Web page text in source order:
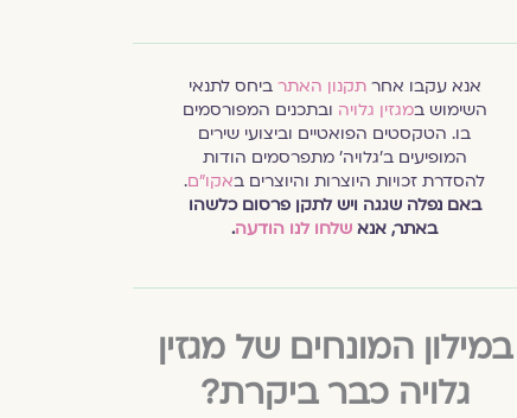
אנא עקבו אחרתקנון האתר ביחס לתנאי
השימוש במגזין גלויה ובתכנים המפורסמים
בו. הטקסטים הפואטיים וביצועי שירים
המופיעים ב׳גלויה׳ מתפרסמים הודות
להסדרת זכויות היוצרות והיוצרים באקו״ם.
באם נפלה שגגה ויש לתקן פרסום כלשהו
באתר, אנא שלחו לנו הודעה.
במילון המונחים של מגזין
גלויה כבר ביקרת?